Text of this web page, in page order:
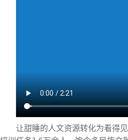
让甜睡的人文资源转化为看得